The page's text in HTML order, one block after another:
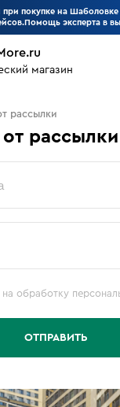
при покупке на
эксперта в
магазин
рассылки
рассылки
обработку
ОТПРАВИТЬ